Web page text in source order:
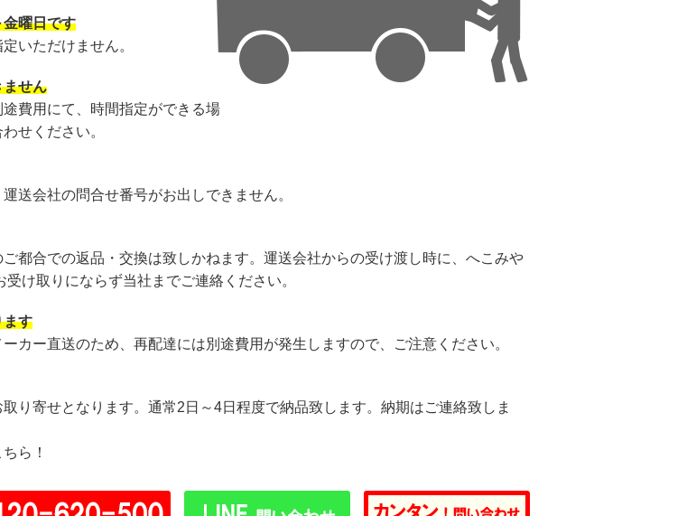
曜日です
いただけません。
ません
費用にて、時間指定ができる場
せください。
送会社の問合せ番号がお出しできません。
都合での返品・交換は致しかねます。運送会社からの受け渡し時に、へこみや
け取りにならず当社までご連絡ください。
ます
カー直送のため、再配達には別途費用が発生しますので、ご注意ください。
り寄せとなります。通常2日～4日程度で納品致します。納期はご連絡致しま
ら！